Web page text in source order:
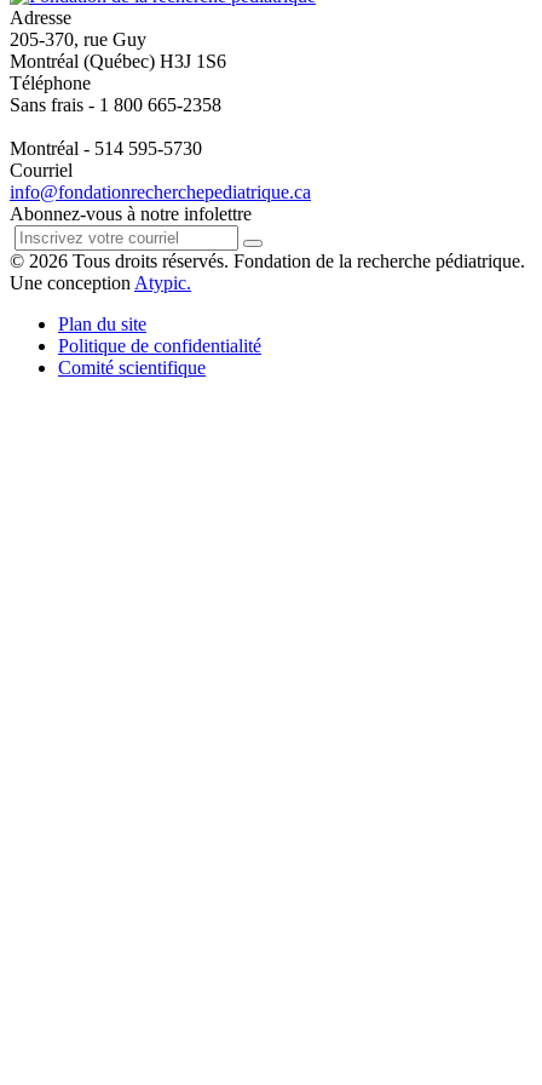
Adresse
205-370, rue Guy
Montréal (Québec) H3J 1S6
Téléphone
Sans frais - 1 800 665-2358
Montréal - 514 595-5730
Courriel
info@fondationrecherchepediatrique.ca
Abonnez-vous à notre infolettre
© 2026 Tous droits réservés. Fondation de la recherche pédiatrique.
Une conceptionAtypic.
Plan du site
Politique de confidentialité
Comité scientifique